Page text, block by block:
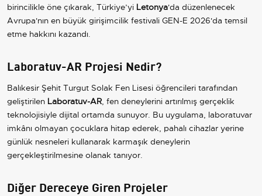
birincilikle öne çıkarak, Türkiye’yi Letonya'da düzenlenecek
Avrupa'nın en büyük girişimcilik festivali GEN-E 2026'da temsil
etme hakkını kazandı.
Laboratuv-AR Projesi Nedir?
Balıkesir Şehit Turgut Solak Fen Lisesi öğrencileri tarafından
geliştirilen Laboratuv-AR, fen deneylerini artırılmış gerçeklik
teknolojisiyle dijital ortamda sunuyor. Bu uygulama, laboratuvar
imkânı olmayan çocuklara hitap ederek, pahalı cihazlar yerine
günlük nesneleri kullanarak karmaşık deneylerin
gerçekleştirilmesine olanak tanıyor.
Diğer Dereceye Giren Projeler